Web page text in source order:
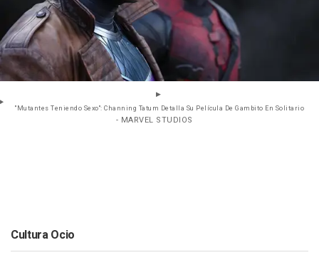
"Mutantes Teniendo Sexo": Channing Tatum Detalla Su Película De Gambito En Solitario
- MARVEL STUDIOS
Cultura Ocio